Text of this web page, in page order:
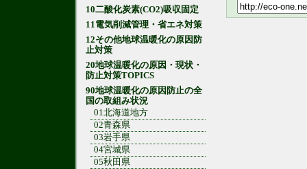
10二酸化炭素(CO2)吸収固定
11電気削減管理・省エネ対策
12その他地球温暖化の原因防
止対策
20地球温暖化の原因・現状・
防止対策TOPICS
90地球温暖化の原因防止の全
国の取組み状況
01北海道地方
02青森県
03岩手県
04宮城県
05秋田県